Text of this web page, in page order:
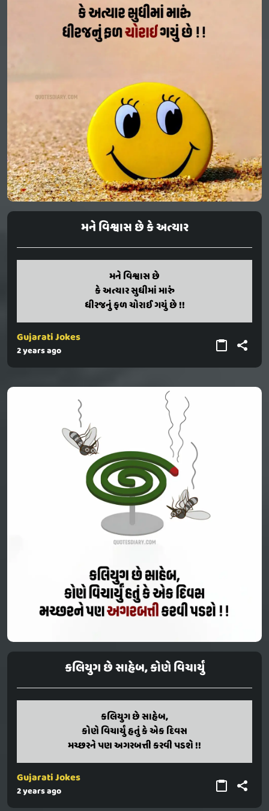
મને વિશ્વાસ છે કે અત્યાર
મને વિશ્વાસ છે
કે અત્યાર સુધીમાં મારું
ધીરજનું ફળ ચોરાઈ ગયું છે !!
mane vishvas chhe
ke atyar sudhima maru
dhirajanu fal chorai gayu chhe !!
Gujarati Jokes
2 years ago
કલિયુગ છે સાહેબ, કોણે વિચાર્યું
કલિયુગ છે સાહેબ,
કોણે વિચાર્યું હતું કે એક દિવસ
મચ્છરને પણ અગરબત્તી કરવી પડશે !!
kaliyug chhe saheb,
kone vicharyu hatu ke ek divas
maccharane pan agarabatti karavi padashe !!
Gujarati Jokes
2 years ago